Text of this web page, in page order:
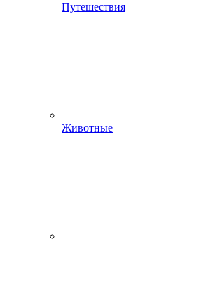
Путешествия
Животные